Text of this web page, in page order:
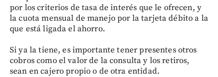
por los criterios de tasa de interés que le ofrecen, y
la cuota mensual de manejo por la tarjeta débito a la
que está ligada el ahorro.
Si ya la tiene, es importante tener presentes otros
cobros como el valor de la consulta y los retiros,
sean en cajero propio o de otra entidad.